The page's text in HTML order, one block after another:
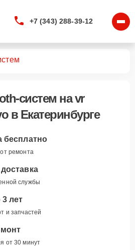
+7 (343) 288-39-12
систем на vr
в Екатеринбурге
бесплатно
ремонта
службы
3 лет
и запчастей
от 30 минут